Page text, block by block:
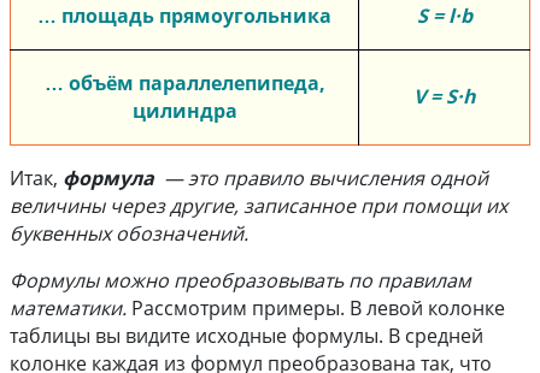
… площадь прямоугольника S = l·b
… объём параллелепипеда,
цилиндра
V = S·h
Итак, формула — это правило вычисления одной
величины через другие, записанное при помощи их
буквенных обозначений.
Формулы можно преобразовывать по правилам
математики. Рассмотрим примеры. В левой колонке
таблицы вы видите исходные формулы. В средней
колонке каждая из формул преобразована так, что